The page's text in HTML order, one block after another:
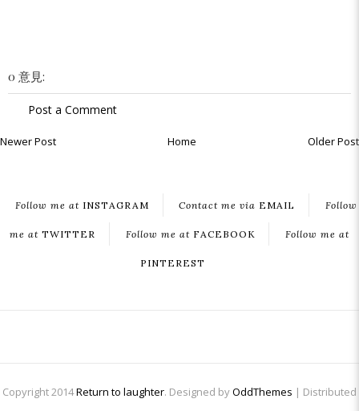
0 意見:
Post a Comment
Newer Post Older Post
Home
Follow me atINSTAGRAM Contact me via EMAIL Follow
me atTWITTER Follow me atFACEBOOK Follow me at
PINTEREST
Copyright 2014Return to laughter. Designed byOddThemes | Distributed